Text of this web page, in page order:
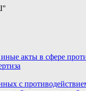
акты в сфере
с